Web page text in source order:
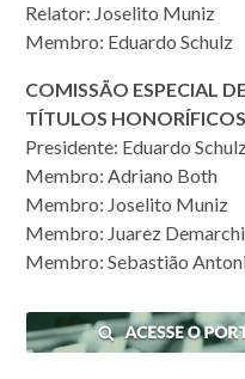
Relator: Joselito Muniz
Membro: Eduardo Schulz
COMISSÃO ESPECIAL
TÍTULOS
Presidente: Eduardo
Membro: Adriano Both
Membro: Joselito Muniz
Membro: Juarez Demarchi
Membro: Sebastião